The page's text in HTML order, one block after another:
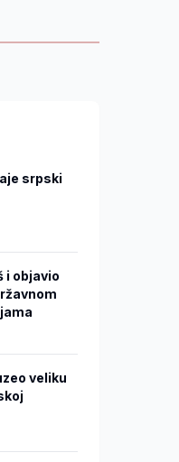
srpski
i objavio
veliku